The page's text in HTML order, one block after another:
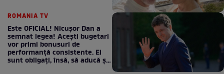
ROMANIA TV
Este OFICIAL! Nicușor Dan a
semnat legea! Acești bugetari
vor primi bonusuri de
performanță consistente. Ei
sunt obligați, însă, să aducă și